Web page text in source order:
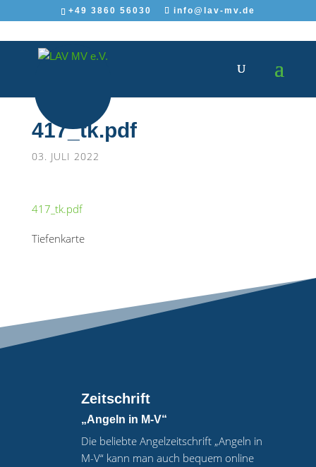
+49 3860 56030 info@lav-mv.de
417_tk.pdf
03. JULI 2022
417_tk.pdf
Tiefenkarte
Zeitschrift
„Angeln in M-V“
Die beliebte Angelzeitschrift „Angeln in
M-V“ kann man auch bequem online